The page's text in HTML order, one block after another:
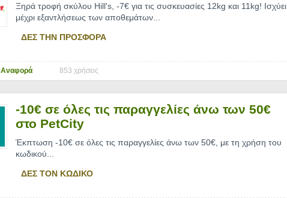
Ξηρά τροφή σκύλου Hill's, -7€ για τις συσκευασίες 12kg και 11kg! Ισχύει
μέχρι εξαντλήσεως των αποθεμάτων.
ΔΕΣ ΤΗΝ ΠΡΟΣΦΟΡΑ
Αναφορά 853 χρήσεις
-10€ σε όλες τις παραγγελίες άνω των 50€
στο PetCity
Έκπτωση -10€ σε όλες τις παραγγελίες άνω των 50€, με τη χρήση του
κωδικού.
ΔΕΣ ΤΟΝ ΚΩΔΙΚΟ